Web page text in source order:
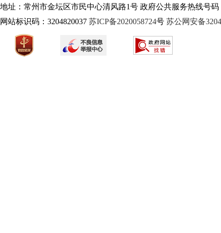
地址：常州市金坛区市民中心清风路1号 政府公共服务热线号码
网站标识码：3204820037 苏ICP备2020058724号 苏公网安备